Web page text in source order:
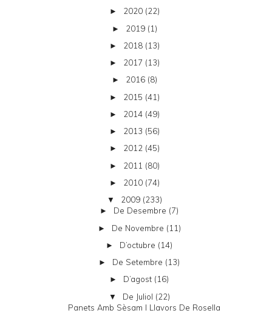
► 2020 (22)
► 2019 (1)
► 2018 (13)
► 2017 (13)
► 2016 (8)
► 2015 (41)
► 2014 (49)
► 2013 (56)
► 2012 (45)
► 2011 (80)
► 2010 (74)
▼ 2009 (233)
► De Desembre (7)
► De Novembre (11)
► D’octubre (14)
► De Setembre (13)
► D’agost (16)
▼ De Juliol (22)
Panets Amb Sèsam I Llavors De Rosella